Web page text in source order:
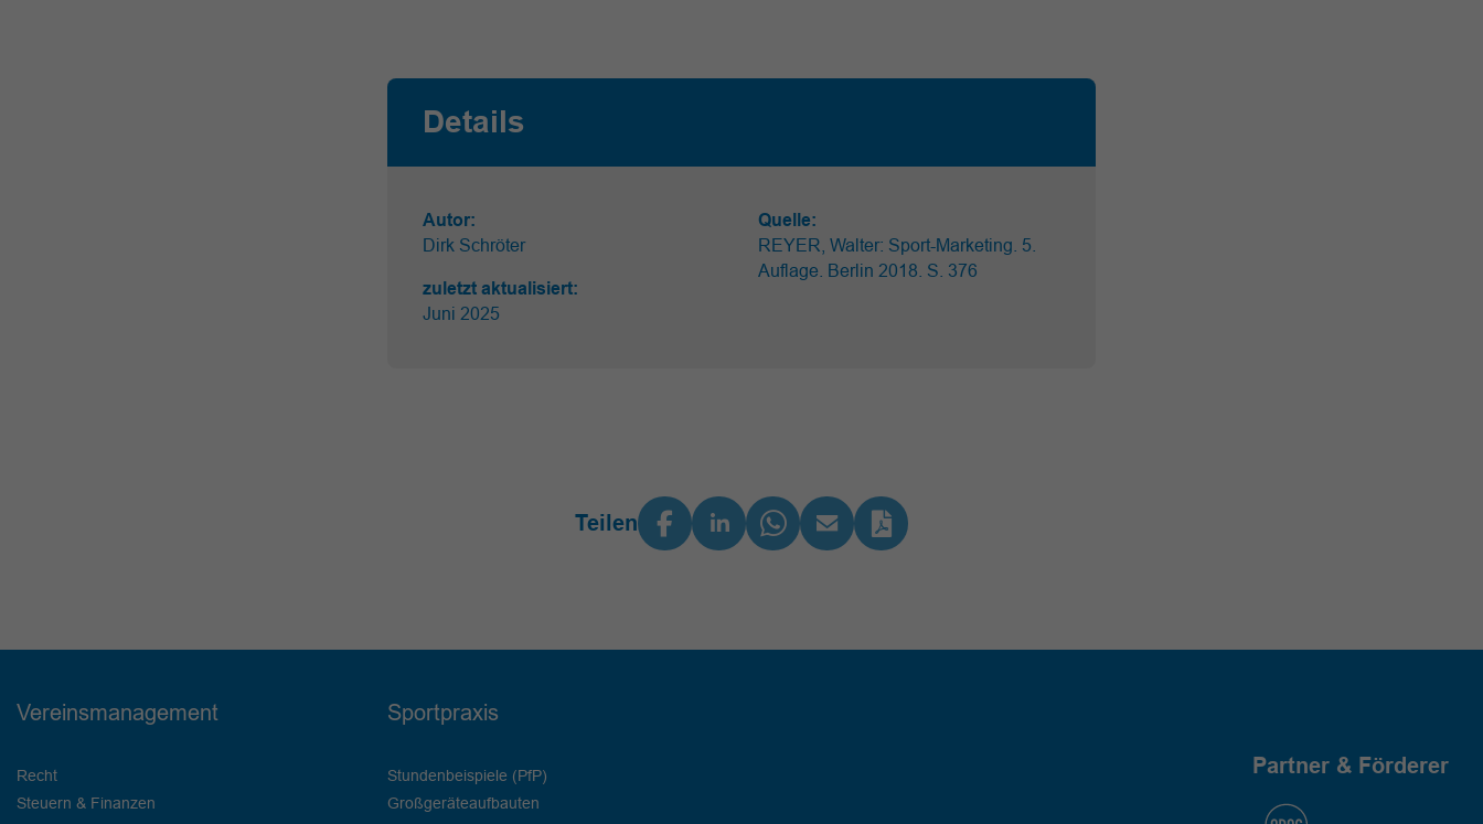
Details
Autor:
Dirk Schröter
zuletzt aktualisiert:
Juni 2025
Quelle:
REYER, Walter: Sport-Marketing. 5.
Auflage. Berlin 2018. S. 376
Teilen
Vereinsmanagement
Recht
Steuern & Finanzen
Sportpraxis
Stundenbeispiele (PfP)
Großgeräteaufbauten
Partner & Förderer